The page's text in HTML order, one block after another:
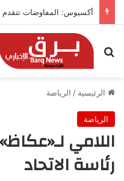
أكسيوس: المفاوضات تتقدم
بحث عن
الرئيسية / الرياضة
الرياضة
اللامي
رئاسة الاتحاد